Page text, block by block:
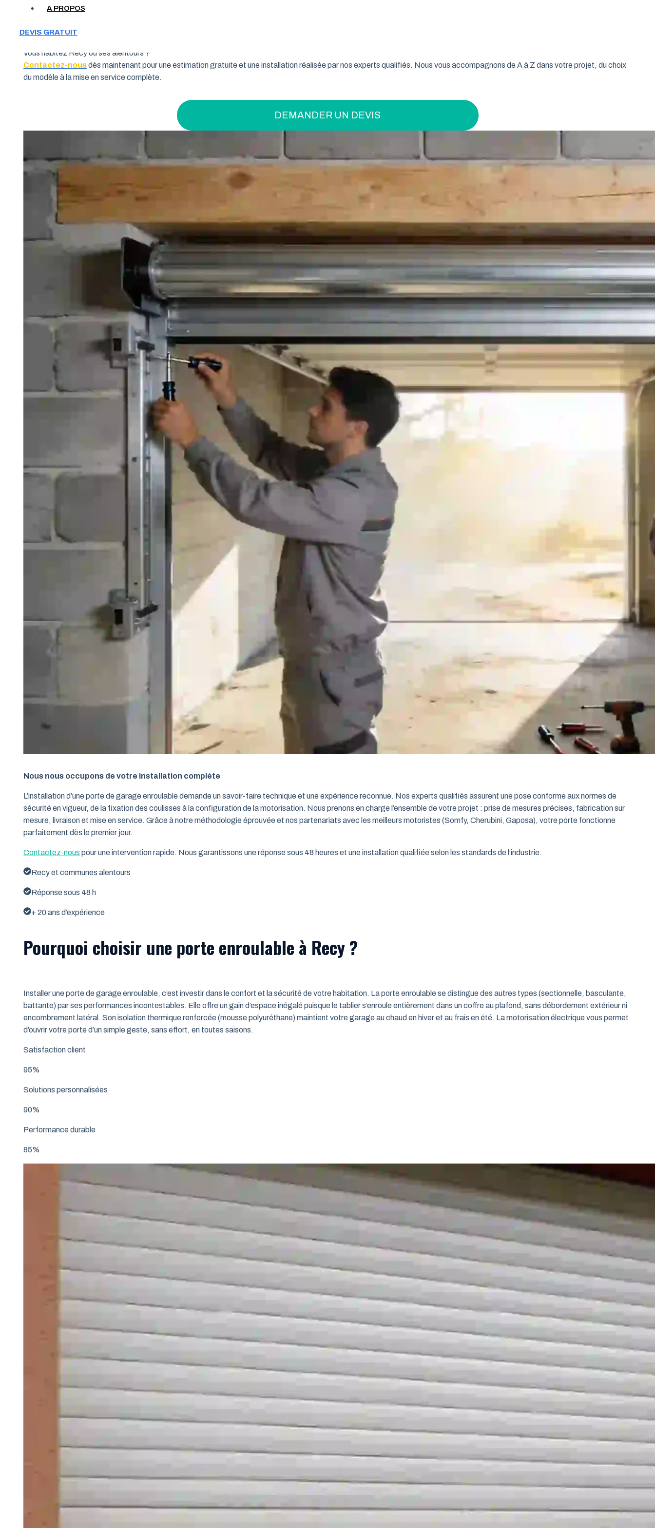
A PROPOS
DEVIS GRATUIT
Votre garage manque de place et vous cherchez une solution pratique pour optimiser votre espace ? La porte de garage enroulable est la réponse idéale pour les propriétaires qui
pourquoi de nombreux habitants de la région Grand Est font confiance à ce type de porte pour sécuriser leur garage tout en gardant un espace maximal à l’intérieur.
Vous habitez Recy ou ses alentours ?
Contactez-nousdès maintenant pour une estimation gratuite et une installation réalisée par nos experts qualifiés. Nous vous accompagnons de A à Z dans votre projet, du choix
du modèle à la mise en service complète.
DEMANDER UN DEVIS
Nous nous occupons de votre installation complète
L’installation d’une porte de garage enroulable demande un savoir-faire technique et une expérience reconnue. Nos experts qualifiés assurent une pose conforme aux normes de
sécurité en vigueur, de la fixation des coulisses à la configuration de la motorisation. Nous prenons en charge l’ensemble de votre projet : prise de mesures précises, fabrication sur
mesure, livraison et mise en service. Grâce à notre méthodologie éprouvée et nos partenariats avec les meilleurs motoristes (Somfy, Cherubini, Gaposa), votre porte fonctionne
parfaitement dès le premier jour.
Contactez-nous pour une intervention rapide. Nous garantissons une réponse sous 48 heures et une installation qualifiée selon les standards de l’industrie.
Recy et communes alentours
Réponse sous 48 h
+ 20 ans d’expérience
Pourquoi choisir une porte enroulable à Recy ?
Installer une porte de garage enroulable, c’est investir dans le confort et la sécurité de votre habitation. La porte enroulable se distingue des autres types (sectionnelle, basculante,
battante) par ses performances incontestables. Elle offre un gain d’espace inégalé puisque le tablier s’enroule entièrement dans un coffre au plafond, sans débordement extérieur ni
encombrement latéral. Son isolation thermique renforcée (mousse polyuréthane) maintient votre garage au chaud en hiver et au frais en été. La motorisation électrique vous permet
d’ouvrir votre porte d’un simple geste, sans effort, en toutes saisons.
Satisfaction client
95%
Solutions personnalisées
90%
Performance durable
85%